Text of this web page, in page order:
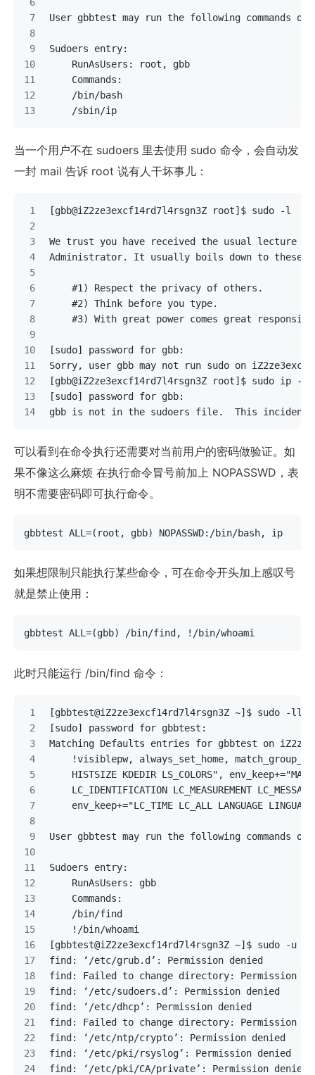
User gbbtest may run the following commands on
Sudoers entry:
    RunAsUsers: root, gbb
    Commands:
    /bin/bash
    /sbin/ip
当一个用户不在 sudoers 里去使用 sudo 命令，会自动发
一封 mail 告诉 root 说有人干坏事儿：
[gbb@iZ2ze3excf14rd7l4rsgn3Z root]$ sudo -l
We trust you have received the usual lecture
Administrator. It usually boils down to these
    #1) Respect the privacy of others.
    #2) Think before you type.
#3) With great power comes great
[sudo] password for gbb:
Sorry, user gbb may not run sudo on
[gbb@iZ2ze3excf14rd7l4rsgn3Z root]$ sudo ip -a
[sudo] password for gbb:
gbb is not in the sudoers file.  This incident
可以看到在命令执行还需要对当前用户的密码做验证。如
果不像这么麻烦 在执行命令冒号前加上 NOPASSWD，表
明不需要密码即可执行命令。
gbbtest ALL=(root, gbb) NOPASSWD:/bin/bash, ip
如果想限制只能执行某些命令，可在命令开头加上感叹号
就是禁止使用：
gbbtest ALL=(gbb) /bin/find, !/bin/whoami
此时只能运行 /bin/find 命令：
[gbbtest@iZ2ze3excf14rd7l4rsgn3Z ~]$ sudo -ll
[sudo] password for gbbtest:
Matching Defaults entries for gbbtest on
!visiblepw, always_set_home,
HISTSIZE KDEDIR LS_COLORS",
LC_IDENTIFICATION LC_MEASUREMENT
env_keep+="LC_TIME LC_ALL LANGUAGE
User gbbtest may run the following commands on
Sudoers entry:
    RunAsUsers: gbb
    Commands:
    /bin/find
    !/bin/whoami
[gbbtest@iZ2ze3excf14rd7l4rsgn3Z ~]$ sudo -
find: ‘/etc/grub.d’: Permission denied
find: Failed to change directory: Permission
find: ‘/etc/sudoers.d’: Permission denied
find: ‘/etc/dhcp’: Permission denied
find: Failed to change directory: Permission
find: ‘/etc/ntp/crypto’: Permission denied
find: ‘/etc/pki/rsyslog’: Permission denied
find: ‘/etc/pki/CA/private’: Permission denied